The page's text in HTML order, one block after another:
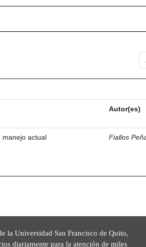
Autor(es)
manejo actual Fiallos
la Universidad San Francisco de Quito,
diariamente para la atención de miles